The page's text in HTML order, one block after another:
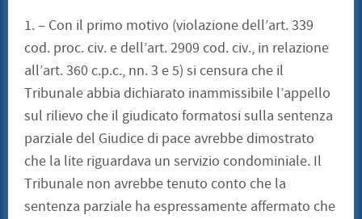
1. – Con il primo motivo (violazione dell’art. 339
cod. proc. civ. e dell’art. 2909 cod. civ., in relazione
all’art. 360 c.p.c., nn. 3 e 5) si censura che il
Tribunale abbia dichiarato inammissibile l’appello
sul rilievo che il giudicato formatosi sulla sentenza
parziale del Giudice di pace avrebbe dimostrato
che la lite riguardava un servizio condominiale. Il
Tribunale non avrebbe tenuto conto che la
sentenza parziale ha espressamente affermato che